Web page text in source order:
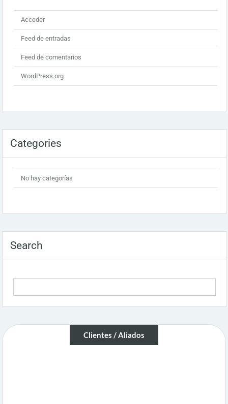
Acceder
Feed de entradas
Feed de comentarios
WordPress.org
Categories
No hay categorías
Search
Clientes / Aliados